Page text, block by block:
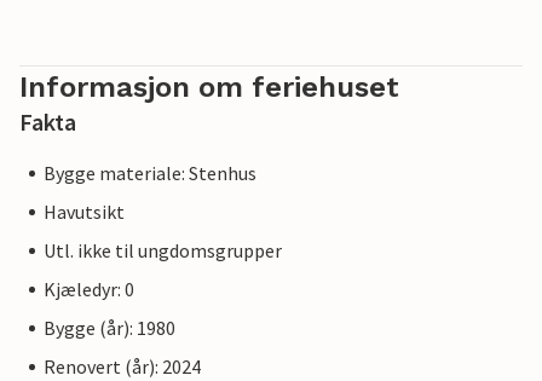
Informasjon om feriehuset
Fakta
Bygge materiale: Stenhus
Havutsikt
Utl. ikke til ungdomsgrupper
Kjæledyr: 0
Bygge (år): 1980
Renovert (år): 2024